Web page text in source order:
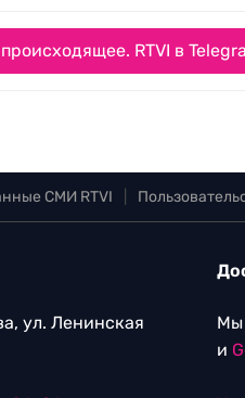
RTVI в
СМИ RTVI
ул. Ленинская
Мы
и